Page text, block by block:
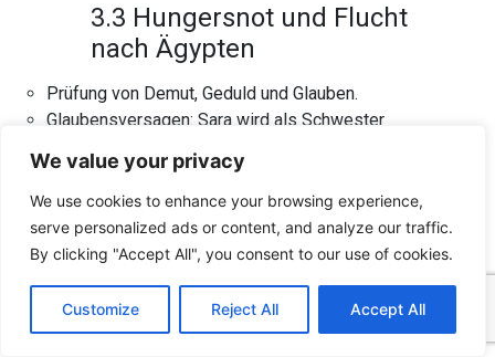
We value your privacy
We use cookies to enhance your browsing experience,
serve personalized ads or content, and analyze our traffic.
By clicking "Accept All", you consent to our use of cookies.
Customize Reject All Accept All
3.3 Hungersnot und Flucht
nach Ägypten
Prüfung von Demut, Geduld und Glauben.
Glaubensversagen: Sara wird als Schwester
3.4 Gottes Bewahrung und
Lektionscharakter
Pharao wird durch Plagen gewarnt und ehrt Abraham
(1. Mose 12,17–20).
Lektionen über Gottes Schutz und die Folgen
y
c
e
n
t
t
m
b
d
d
l
e
i
t
e
e